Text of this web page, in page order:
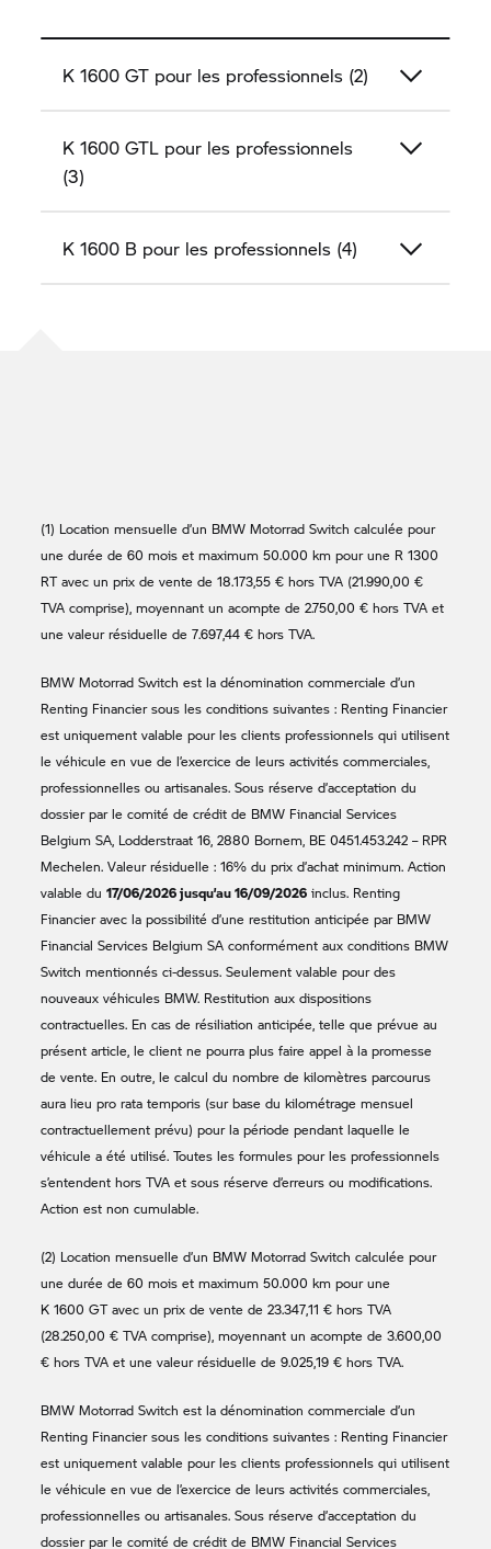
K 1600 GT pour les professionnels (2)
K 1600 GTL pour les professionnels
(3)
K 1600 B pour les professionnels (4)
(1) Location mensuelle d’un BMW Motorrad Switch calculée pour
une durée de 60 mois et maximum 50.000 km pour une R 1300
RT avec un prix de vente de 18.173,55 € hors TVA (21.990,00 €
TVA comprise), moyennant un acompte de 2.750,00 € hors TVA et
une valeur résiduelle de 7.697,44 € hors TVA.
BMW Motorrad Switch est la dénomination commerciale d’un
Renting Financier sous les conditions suivantes : Renting Financier
est uniquement valable pour les clients professionnels qui utilisent
le véhicule en vue de l’exercice de leurs activités commerciales,
professionnelles ou artisanales. Sous réserve d’acceptation du
dossier par le comité de crédit de BMW Financial Services
Belgium SA, Lodderstraat 16, 2880 Bornem, BE 0451.453.242 – RPR
Mechelen. Valeur résiduelle : 16% du prix d’achat minimum. Action
valable du17/06/2026 jusqu’au 16/09/2026 inclus. Renting
Financier avec la possibilité d’une restitution anticipée par BMW
Financial Services Belgium SA conformément aux conditions BMW
Switch mentionnés ci-dessus. Seulement valable pour des
nouveaux véhicules BMW. Restitution aux dispositions
contractuelles. En cas de résiliation anticipée, telle que prévue au
présent article, le client ne pourra plus faire appel à la promesse
de vente. En outre, le calcul du nombre de kilomètres parcourus
aura lieu pro rata temporis (sur base du kilométrage mensuel
contractuellement prévu) pour la période pendant laquelle le
véhicule a été utilisé. Toutes les formules pour les professionnels
s’entendent hors TVA et sous réserve d’erreurs ou modifications.
Action est non cumulable.
(2) Location mensuelle d’un BMW Motorrad Switch calculée pour
une durée de 60 mois et maximum 50.000 km pour une
K 1600 GTavec un prix de vente de 23.347,11 € hors TVA
(28.250,00 € TVA comprise), moyennant un acompte de 3.600,00
€ hors TVA et une valeur résiduelle de 9.025,19 € hors TVA.
BMW Motorrad Switch est la dénomination commerciale d’un
Renting Financier sous les conditions suivantes : Renting Financier
est uniquement valable pour les clients professionnels qui utilisent
le véhicule en vue de l’exercice de leurs activités commerciales,
professionnelles ou artisanales. Sous réserve d’acceptation du
dossier par le comité de crédit de BMW Financial Services